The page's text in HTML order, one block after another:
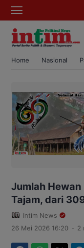
Home Nasional
Jumlah
Tajam, dari
Intim News
26 Mei 2026 16:20 . 2